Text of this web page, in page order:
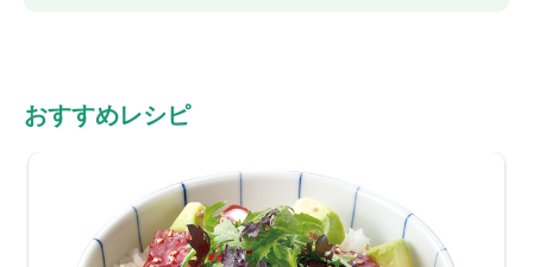
おすすめレシピ